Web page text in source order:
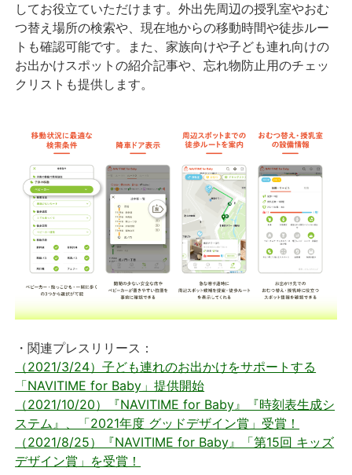
してお役立ていただけます。外出先周辺の授乳室やおむ
つ替え場所の検索や、現在地からの移動時間や徒歩ルー
トも確認可能です。また、家族向けや子ども連れ向けの
お出かけスポットの紹介記事や、忘れ物防止用のチェッ
クリストも提供します。
・関連プレスリリース：
（2021/3/24）子ども連れのお出かけをサポートする
「NAVITIME for Baby」提供開始
（2021/10/20）『NAVITIME for Baby』『時刻表生成シ
ステム』、「2021年度 グッドデザイン賞」受賞！
（2021/8/25）『NAVITIME for Baby』「第15回 キッズ
デザイン賞」を受賞！